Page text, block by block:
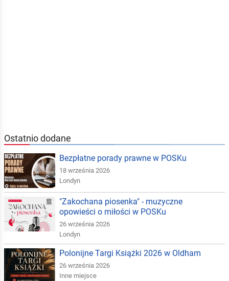
Ostatnio dodane
Bezpłatne porady prawne w POSKu
18 września 2026
Londyn
"Zakochana piosenka" - muzyczne
opowieści o miłości w POSKu
26 września 2026
Londyn
Polonijne Targi Książki 2026 w Oldham
26 września 2026
Inne miejsce